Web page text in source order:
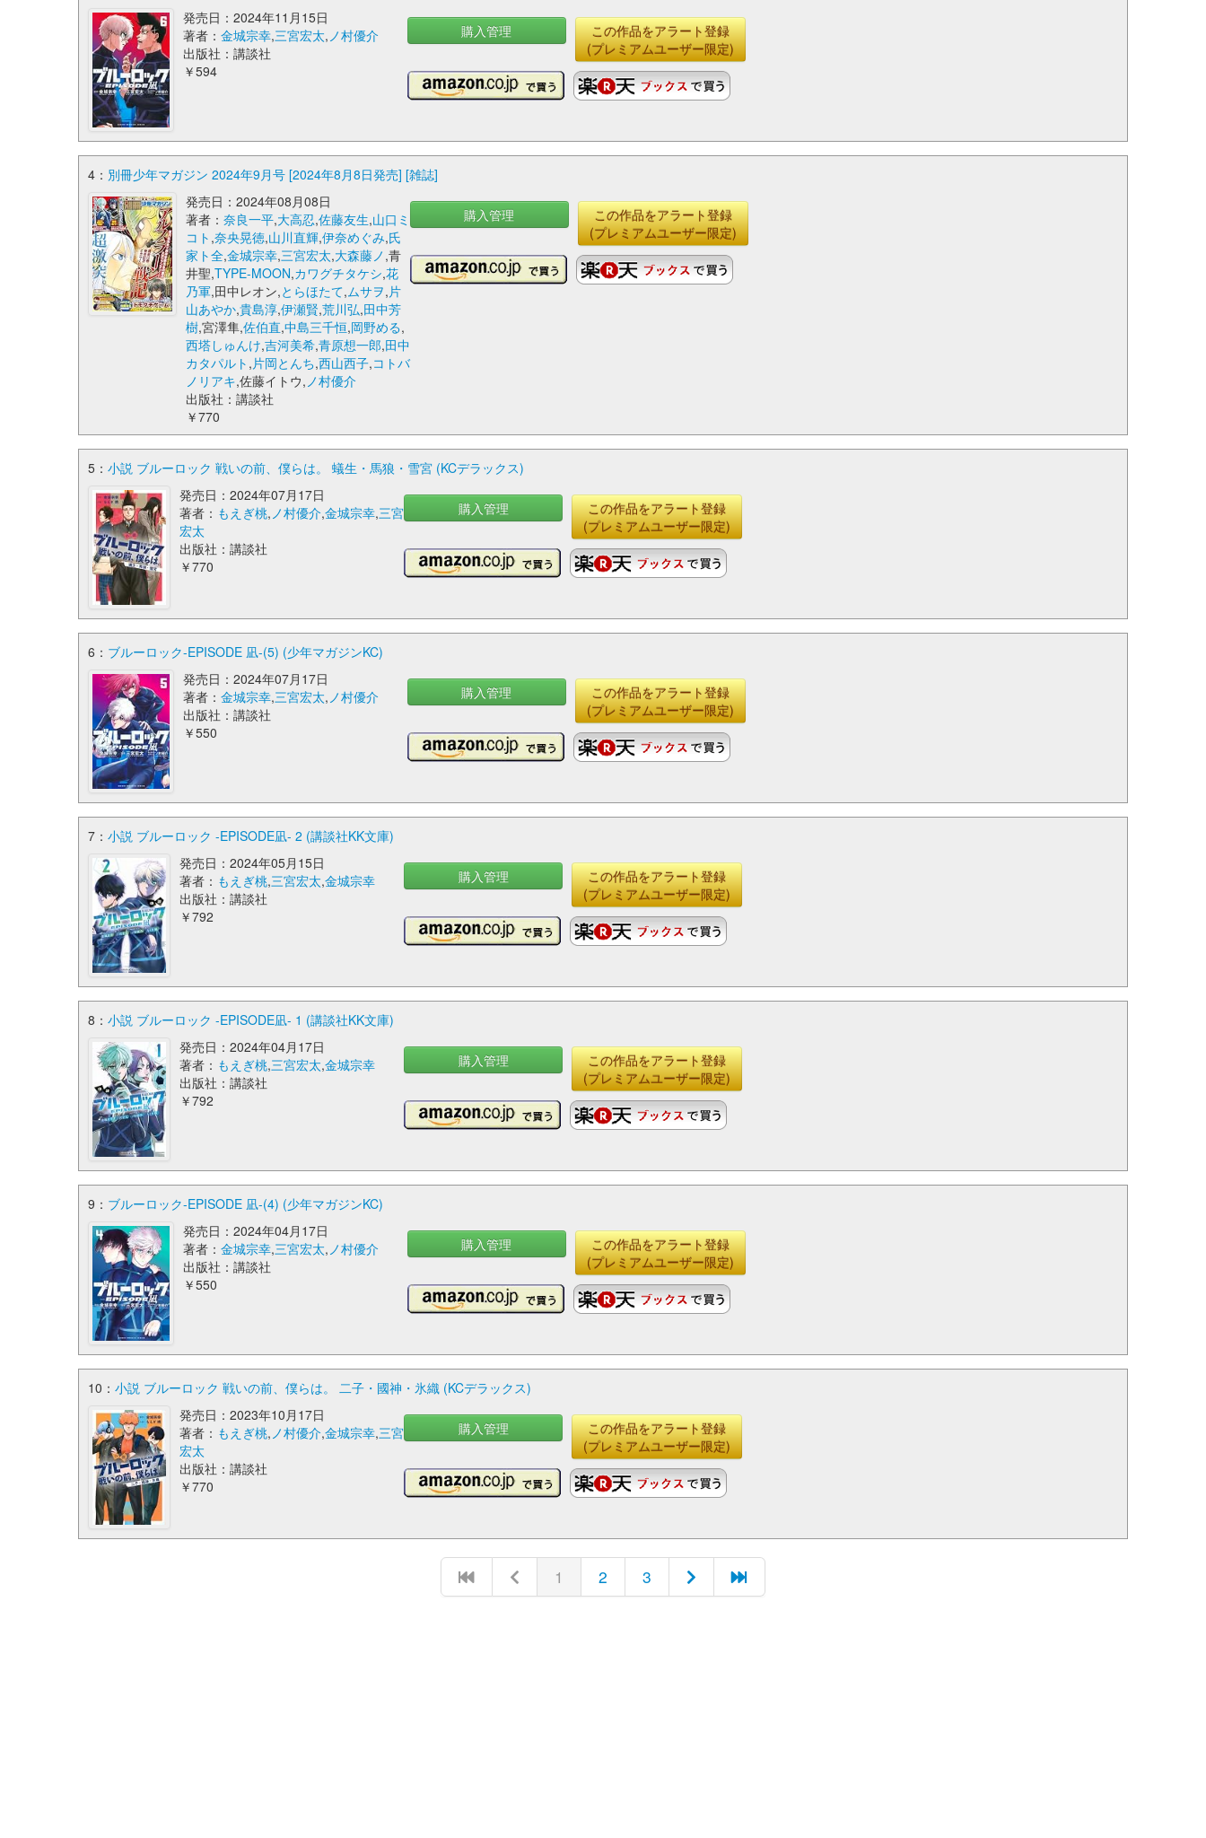
発売日：2024年11月15日
著者： 金城宗幸,三宮宏太, ノ村優介
出版社：講談社
￥594
購入管理
この作品をアラート登録
(プレミアムユーザー限定)
4： 別冊少年マガジン 2024年9月号 [2024年8月8日発売] [雑誌]
発売日：2024年08月08日
著者： 奈良一平,大高忍,佐藤友生,山口ミ
コト ,奈央晃徳,山川直輝,伊奈めぐみ,氏
家ト全,金城宗幸,三宮宏太,大森藤ノ ,青
井聖,TYPE-MOON,カワグチタケシ,花
乃軍,田中レオン,とらほたて,ムサヲ,片
山あやか,貴島淳,伊瀬賢,荒川弘,田中芳
樹,宮澤隼,佐伯直,中島三千恒,岡野める,
西塔しゅんけ,吉河美希,青原想一郎,田中
カタパルト ,片岡とんち,西山西子,コトバ
ノリアキ,佐藤イトウ, ノ村優介
出版社：講談社
￥770
購入管理
この作品をアラート登録
(プレミアムユーザー限定)
5： 小説 ブルーロック 戦いの前、僕らは。 蟻生・馬狼・雪宮 (KCデラックス)
発売日：2024年07月17日
著者： もえぎ桃, ノ村優介,金城宗幸,三宮
宏太
出版社：講談社
￥770
購入管理
この作品をアラート登録
(プレミアムユーザー限定)
6： ブルーロック-EPISODE 凪-(5) (少年マガジンKC)
発売日：2024年07月17日
著者： 金城宗幸,三宮宏太, ノ村優介
出版社：講談社
￥550
購入管理
この作品をアラート登録
(プレミアムユーザー限定)
7： 小説 ブルーロック -EPISODE凪- 2 (講談社KK文庫)
発売日：2024年05月15日
著者： もえぎ桃,三宮宏太,金城宗幸
出版社：講談社
￥792
購入管理
この作品をアラート登録
(プレミアムユーザー限定)
8： 小説 ブルーロック -EPISODE凪- 1 (講談社KK文庫)
発売日：2024年04月17日
著者： もえぎ桃,三宮宏太,金城宗幸
出版社：講談社
￥792
購入管理
この作品をアラート登録
(プレミアムユーザー限定)
9： ブルーロック-EPISODE 凪-(4) (少年マガジンKC)
発売日：2024年04月17日
著者： 金城宗幸,三宮宏太, ノ村優介
出版社：講談社
￥550
購入管理
この作品をアラート登録
(プレミアムユーザー限定)
10： 小説 ブルーロック 戦いの前、僕らは。 二子・國神・氷織 (KCデラックス)
発売日：2023年10月17日
著者： もえぎ桃, ノ村優介,金城宗幸,三宮
宏太
出版社：講談社
￥770
購入管理
この作品をアラート登録
(プレミアムユーザー限定)
1 2 3